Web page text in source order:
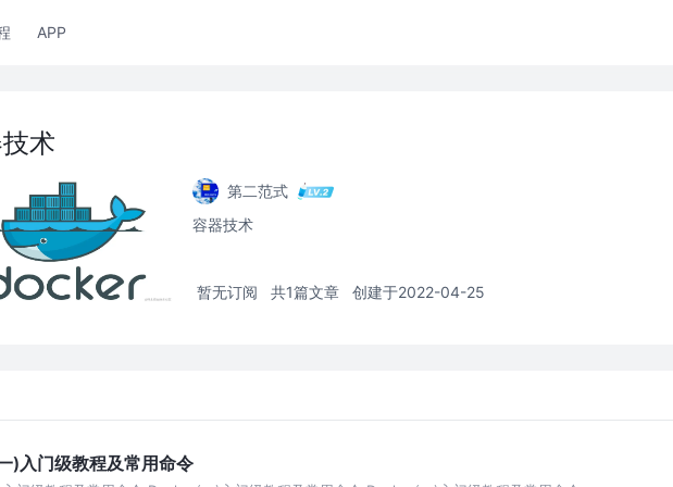
APP
术
第二范式
容器技术
暂无订阅 共1篇文章 创建于2022-04-25
)入门级教程及常用命令